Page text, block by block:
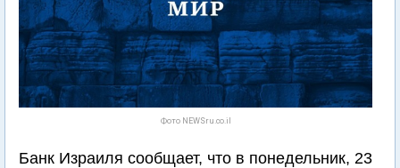
Фото NEWSru.co.il
Банк Израиля сообщает, что в понедельник, 23